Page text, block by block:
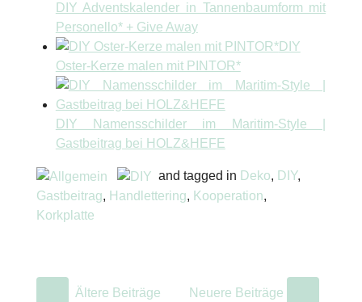
DIY Adventskalender in Tannenbaumform mit
Personello* + Give Away
DIY
Oster-Kerze malen mit PINTOR*
DIY Namensschilder im Maritim-Style |
Gastbeitrag bei HOLZ&HEFE
and tagged in Deko, DIY,
Gastbeitrag, Handlettering, Kooperation,
Korkplatte
Ältere Beiträge Neuere Beiträge